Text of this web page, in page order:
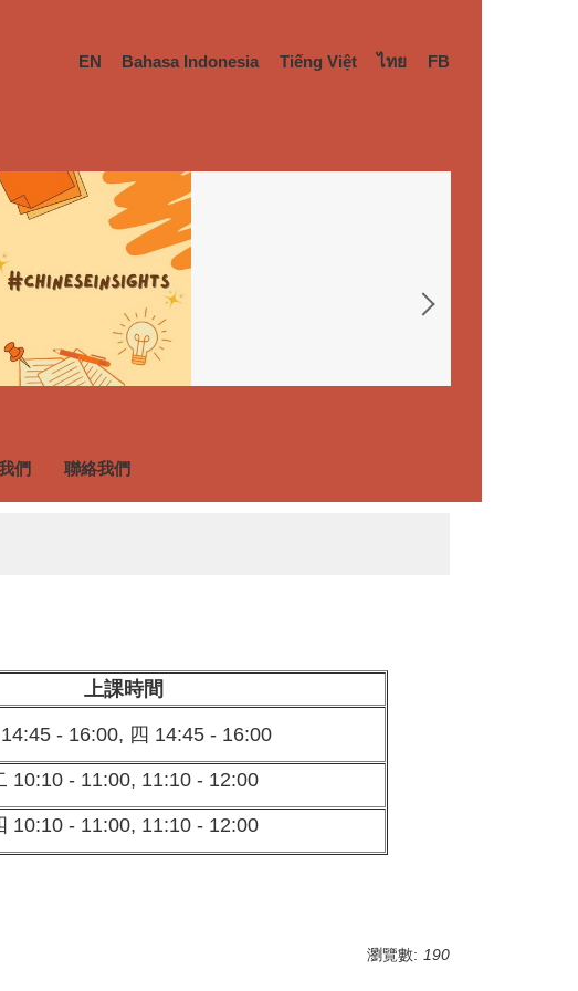
EN Bahasa Indonesia Tiếng Việt ไทย FB
們 聯絡我們
上課時間
- 16:00, 四 14:45 - 16:00
10:10 - 11:00, 11:10 - 12:00
10:10 - 11:00, 11:10 - 12:00
瀏覽數: 190